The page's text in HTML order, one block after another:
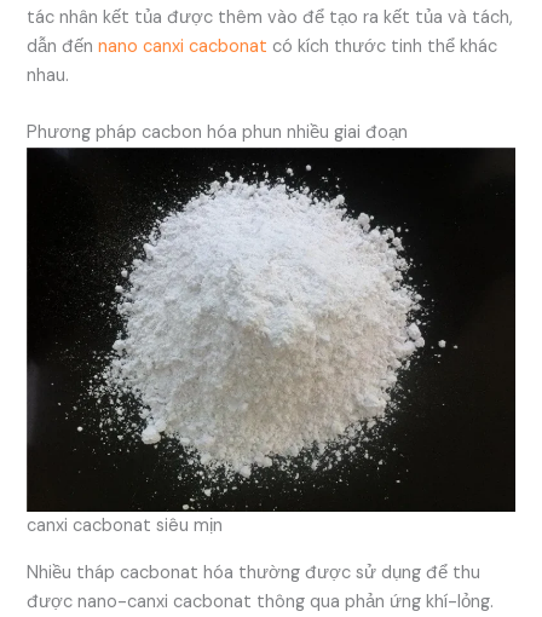
tác nhân kết tủa được thêm vào để tạo ra kết tủa và tách,
dẫn đếnnano canxi cacbonat có kích thước tinh thể khác
nhau.
Phương pháp cacbon hóa phun nhiều giai đoạn
canxi cacbonat siêu mịn
Nhiều tháp cacbonat hóa thường được sử dụng để thu
được nano-canxi cacbonat thông qua phản ứng khí-lỏng.